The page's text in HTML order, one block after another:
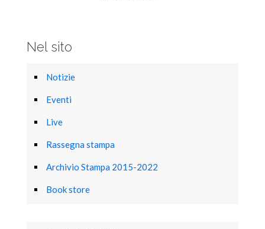
Nel sito
Notizie
Eventi
Live
Rassegna stampa
Archivio Stampa 2015-2022
Book store